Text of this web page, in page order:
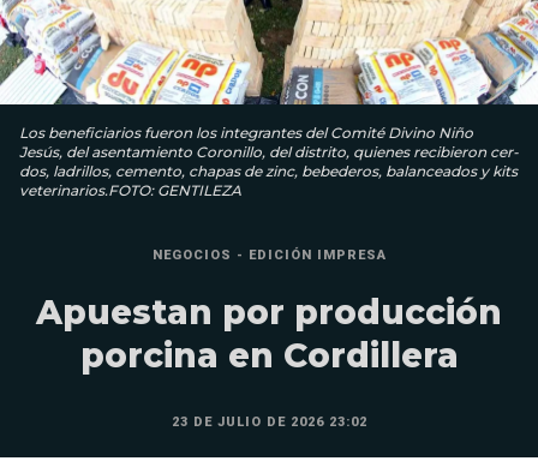
Los benefi­ciarios fueron los integrantes del Comité Divino Niño
Jesús, del asentamiento Coronillo, del distrito, quienes recibieron cer­
dos, ladrillos, cemento, chapas de zinc, bebederos, balanceados y kits
veterinarios.FOTO: GENTILEZA
NEGOCIOS - EDICIÓN IMPRESA
Apuestan por producción
porcina en Cordillera
23 DE JULIO DE 2026 23:02